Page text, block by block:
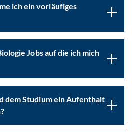
ich ein vorläufiges
Jobs auf die ich mich
dem Studium ein Aufenthalt